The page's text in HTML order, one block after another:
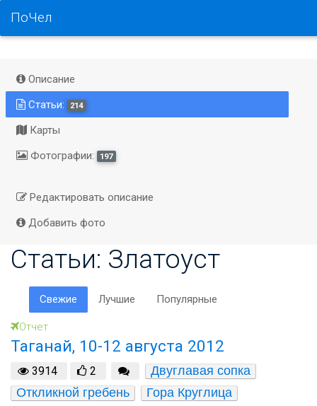
ПоЧел
Описание
Статьи:
214
Карты
Фотографии:
197
Редактировать описание
Добавить фото
Статьи: Златоуст
Свежие Лучшие Популярные
Отчет
Таганай, 10-12 августа 2012
3914 2
Двуглавая сопка
Откликной гребень
Гора Круглица